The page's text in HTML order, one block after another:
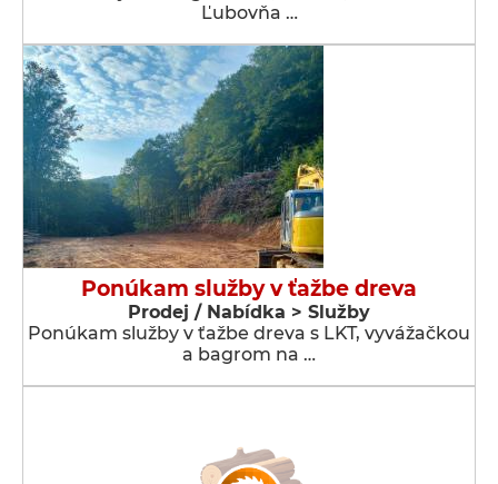
Ľubovňa …
Ponúkam služby v ťažbe dreva
Prodej / Nabídka > Služby
Ponúkam služby v ťažbe dreva s LKT, vyvážačkou
a bagrom na …